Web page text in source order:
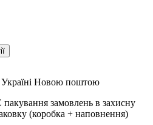
Україні Новою поштою
замовлень в захисну
(коробка + наповнення)